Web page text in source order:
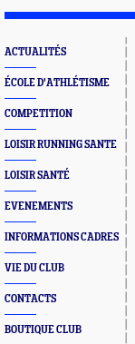
ACTUALITÉS
ÉCOLE D'ATHLÉTISME
COMPETITION
LOISIR RUNNING SANTE
LOISIR SANTÉ
EVENEMENTS
INFORMATIONS CADRES
VIE DU CLUB
CONTACTS
BOUTIQUE CLUB